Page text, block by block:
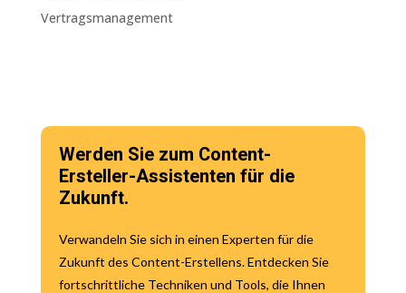
Vertragsmanagement
Werden Sie zum Content-
Ersteller-Assistenten für die
Zukunft.
Verwandeln Sie sich in einen Experten für die
Zukunft des Content-Erstellens. Entdecken Sie
fortschrittliche Techniken und Tools, die Ihnen